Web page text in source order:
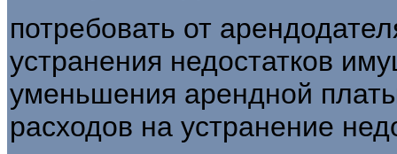
потребовать от
устранения недостатков
уменьшения арендной
расходов на устранение